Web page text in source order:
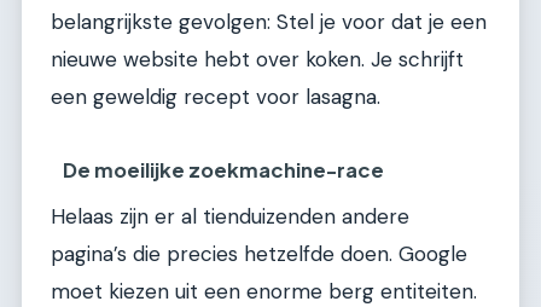
belangrijkste gevolgen: Stel je voor dat je een
nieuwe website hebt over koken. Je schrijft
een geweldig recept voor lasagna.
De moeilijke zoekmachine-race
Helaas zijn er al tienduizenden andere
pagina’s die precies hetzelfde doen. Google
moet kiezen uit een enorme berg entiteiten.